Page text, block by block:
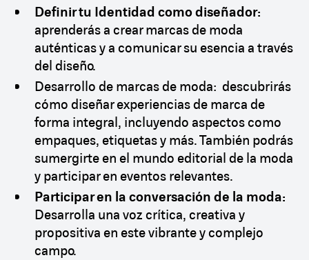
Definir tu Identidad como diseñador:
aprenderás a crear marcas de moda
auténticas y a comunicar su esencia a través
del diseño.
Desarrollo de marcas de moda: descubrirás
cómo diseñar experiencias de marca de
forma integral, incluyendo aspectos como
empaques, etiquetas y más. También podrás
sumergirte en el mundo editorial de la moda
y participar en eventos relevantes.
Participar en la conversación de la moda:
Desarrolla una voz crítica, creativa y
propositiva en este vibrante y complejo
campo.